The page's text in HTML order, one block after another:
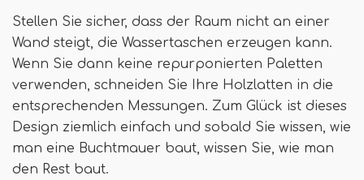
Stellen Sie sicher, dass der Raum nicht an einer
Wand steigt, die Wassertaschen erzeugen kann.
Wenn Sie dann keine repurponierten Paletten
verwenden, schneiden Sie Ihre Holzlatten in die
entsprechenden Messungen. Zum Glück ist dieses
Design ziemlich einfach und sobald Sie wissen, wie
man eine Buchtmauer baut, wissen Sie, wie man
den Rest baut.